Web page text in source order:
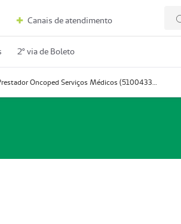
Canais de atendimento
2º via de Boleto
Prestador Oncoped Serviços Médicos (51004335-0)